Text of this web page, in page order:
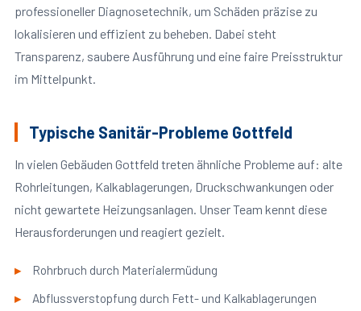
professioneller Diagnosetechnik, um Schäden präzise zu
lokalisieren und effizient zu beheben. Dabei steht
Transparenz, saubere Ausführung und eine faire Preisstruktur
im Mittelpunkt.
Typische Sanitär-Probleme Gottfeld
In vielen Gebäuden Gottfeld treten ähnliche Probleme auf: alte
Rohrleitungen, Kalkablagerungen, Druckschwankungen oder
nicht gewartete Heizungsanlagen. Unser Team kennt diese
Herausforderungen und reagiert gezielt.
Rohrbruch durch Materialermüdung
Abflussverstopfung durch Fett- und Kalkablagerungen